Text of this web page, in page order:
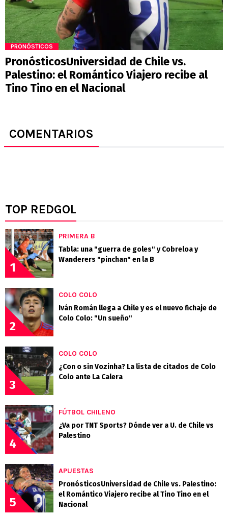
PRONÓSTICOS
PronósticosUniversidad de Chile vs.
Palestino: el Romántico Viajero recibe al
Tino Tino en el Nacional
COMENTARIOS
TOP REDGOL
1
PRIMERA B
Tabla: una "guerra de goles" y Cobreloa y
Wanderers "pinchan" en la B
2
COLO COLO
Iván Román llega a Chile y es el nuevo fichaje de
Colo Colo: "Un sueño"
3
COLO COLO
¿Con o sin Vozinha? La lista de citados de Colo
Colo ante La Calera
4
FÚTBOL CHILENO
¿Va por TNT Sports? Dónde ver a U. de Chile vs
Palestino
5
APUESTAS
PronósticosUniversidad de Chile vs. Palestino:
el Romántico Viajero recibe al Tino Tino en el
Nacional